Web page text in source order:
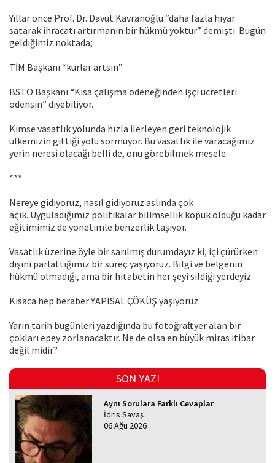
Yıllar önce Prof. Dr. Davut Kavranoğlu “daha fazla hıyar
satarak ihracatı artırmanın bir hükmü yoktur” demişti. Bugün
geldiğimiz noktada;
TİM Başkanı “kurlar artsın”
BSTO Başkanı “Kısa çalışma ödeneğinden işçi ücretleri
ödensin” diyebiliyor.
Kimse vasatlık yolunda hızla ilerleyen geri teknolojik
ülkemizin gittiği yolu sormuyor. Bu vasatlık ile varacağımız
yerin neresi olacağı belli de, onu görebilmek mesele.
***
Nereye gidiyoruz, nasıl gidiyoruz aslında çok
açık..Uyguladığımız politikalar bilimsellik kopuk olduğu kadar
eğitimimiz de yönetimle benzerlik taşıyor.
Vasatlık üzerine öyle bir sarılmış durumdayız ki, içi çürürken
dışını parlattığımız bir süreç yaşıyoruz. Bilgi ve belgenin
hükmü olmadığı, ama bir hitabetin her şeyi sildiği yerdeyiz.
Kısaca hep beraber YAPISAL ÇÖKÜŞ yaşıyoruz.
Yarın tarih bugünleri yazdığında bu fotoğrafta yer alan bir
çokları epey zorlanacaktır. Ne de olsa en büyük miras itibar
değil midir?
SON YAZI
Aynı Sorulara Farklı Cevaplar
İdris Savaş
06 Ağu 2026